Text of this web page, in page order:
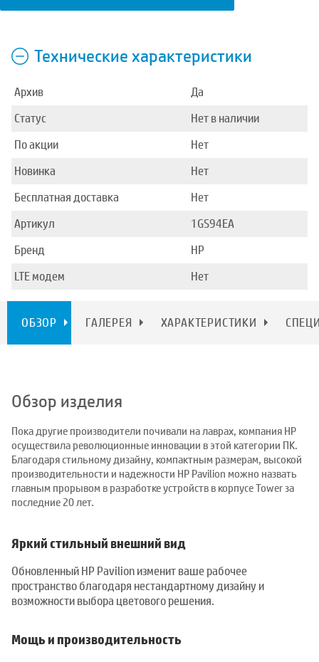
Технические характеристики
Архив
Да
Статус
Нет в наличии
По акции
Нет
Новинка
Нет
Бесплатная доставка
Нет
Артикул
1GS94EA
Бренд
HP
LTE модем
Нет
ОБЗОР ГАЛЕРЕЯ ХАРАКТЕРИСТИКИ
Обзор изделия
Пока другие производители почивали на лаврах, компания HP
осуществила революционные инновации в этой категории ПК.
Благодаря стильному дизайну, компактным размерам, высокой
производительности и надежности HP Pavilion можно назвать
главным прорывом в разработке устройств в корпусе Tower за
последние 20 лет.
Яркий стильный внешний вид
Обновленный HP Pavilion изменит ваше рабочее
пространство благодаря нестандартному дизайну и
возможности выбора цветового решения.
Мощь и производительность